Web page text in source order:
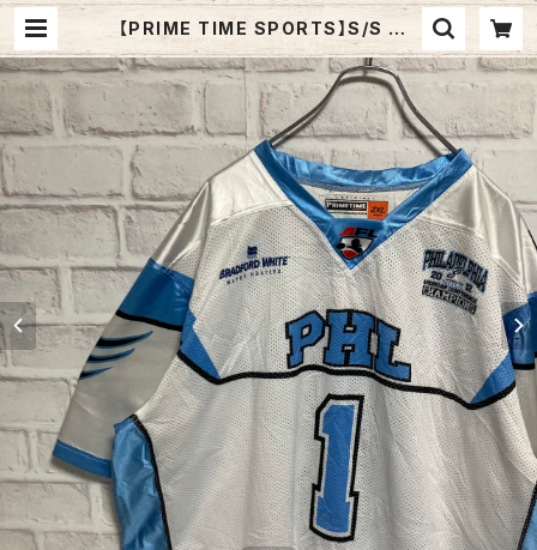
【PRIME TIME SPORTS】S/S GA
ME SHIRTS 2XL アメフトフットボ
ール ゲームシャツ UNCカラー アメリ
カ 古着 | Fuzzy Fuzzy